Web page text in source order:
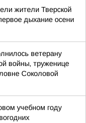
жители Тверской
дыхание осени
ветерану
войны, труженице
Соколовой
учебном году